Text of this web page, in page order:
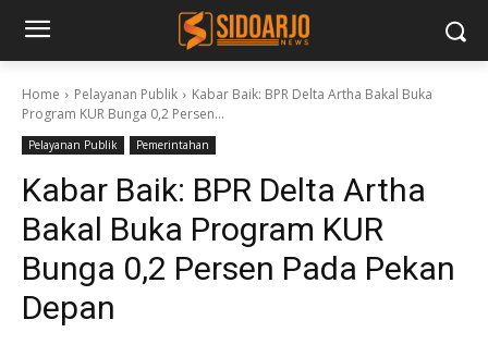
Home Pelayanan Publik
Kabar Baik: BPR Delta Artha Bakal Buka
Program KUR Bunga 0,2 Persen...
Pelayanan Publik Pemerintahan
Kabar Baik: BPR Delta Artha
Bakal Buka Program KUR
Bunga 0,2 Persen Pada Pekan
Depan